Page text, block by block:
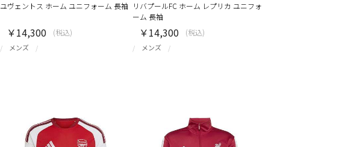
ユヴェントス ホーム ユニフォーム 長袖
メンズ
￥14,300 (税込)
リバプールFC ホーム レプリカ ユニフォ
ーム 長袖
メンズ
￥14,300 (税込)